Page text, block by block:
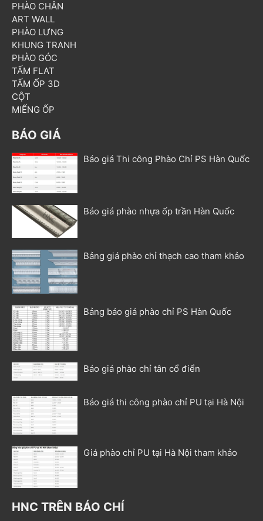
PHÀO CHÂN
ART WALL
PHÀO LƯNG
KHUNG TRANH
PHÀO GÓC
TẤM FLAT
TẤM ỐP 3D
CỘT
MIẾNG ỐP
BÁO GIÁ
Báo giá Thi công Phào Chỉ PS Hàn Quốc
Báo giá phào nhựa ốp trần Hàn Quốc
Bảng giá phào chỉ thạch cao tham khảo
Bảng báo giá phào chỉ PS Hàn Quốc
Báo giá phào chỉ tân cổ điển
Báo giá thi công phào chỉ PU tại Hà Nội
Giá phào chỉ PU tại Hà Nội tham khảo
HNC TRÊN BÁO CHÍ